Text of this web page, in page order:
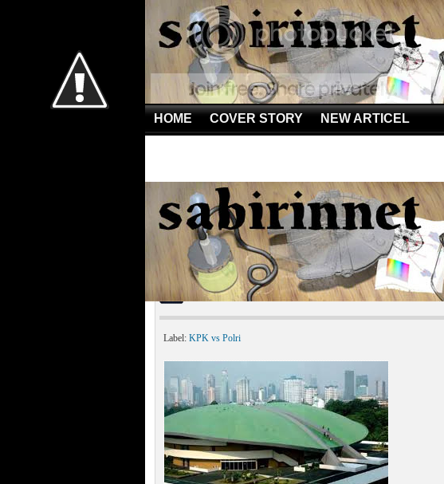
HOME COVER STORY NEW ARTICEL
KPK vs Polri »Ada Apa Dengan Negeri Ini…??
Ada Apa Dengan Negeri Ini…??
Label: KPK vs Polri